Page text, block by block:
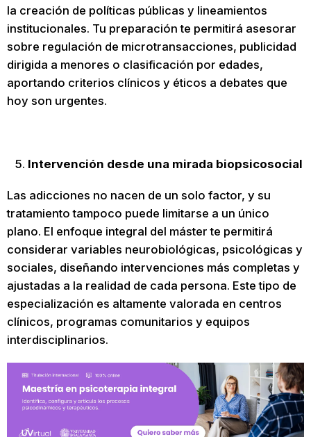
la creación de políticas públicas y lineamientos
institucionales. Tu preparación te permitirá asesorar
sobre regulación de microtransacciones, publicidad
dirigida a menores o clasificación por edades,
aportando criterios clínicos y éticos a debates que
hoy son urgentes.
Intervención desde una mirada biopsicosocial
Las adicciones no nacen de un solo factor, y su
tratamiento tampoco puede limitarse a un único
plano. El enfoque integral del máster te permitirá
considerar variables neurobiológicas, psicológicas y
sociales, diseñando intervenciones más completas y
ajustadas a la realidad de cada persona. Este tipo de
especialización es altamente valorada en centros
clínicos, programas comunitarios y equipos
interdisciplinarios.